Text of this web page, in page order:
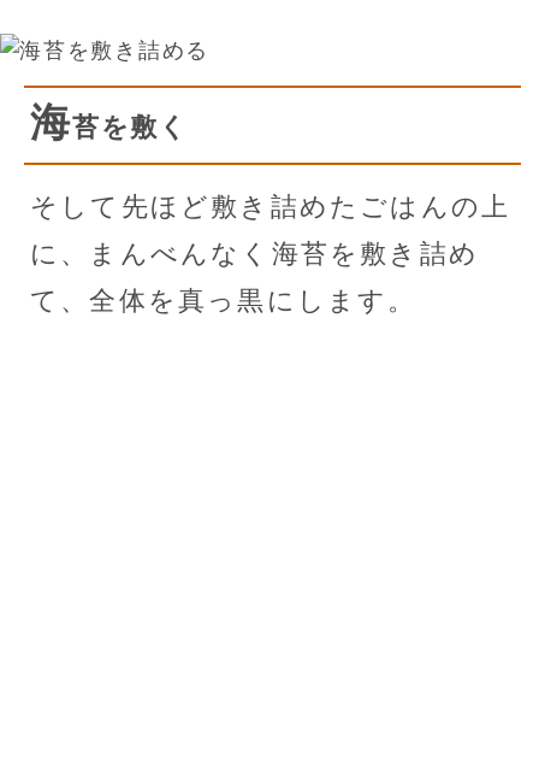
海苔を敷く
そして先ほど敷き詰めたごはんの上
に、まんべんなく海苔を敷き詰め
て、全体を真っ黒にします。